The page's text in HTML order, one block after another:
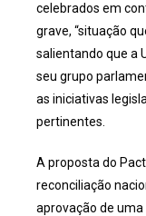
celebrados em
grave, “situação
salientando que a
seu grupo
as iniciativas
pertinentes.
A proposta do
reconciliação
aprovação de uma